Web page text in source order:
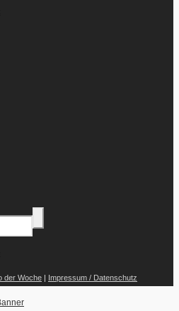
der Woche | Impressum / Datenschutz